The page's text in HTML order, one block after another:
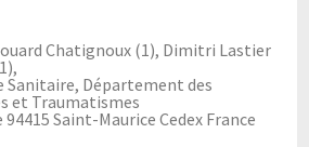
Chatignoux (1), Dimitri Lastier
Département des
et Traumatismes
94415 Saint-Maurice Cedex France